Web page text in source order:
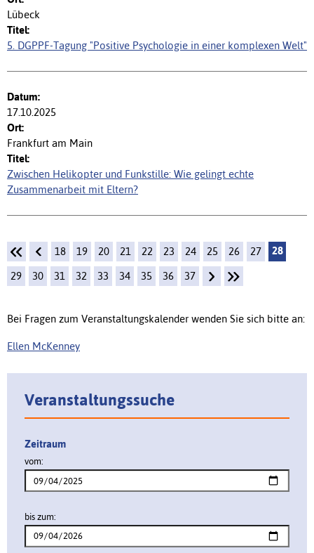
Lübeck
5. DGPPF-Tagung "Positive Psychologie in einer komplexen Welt"
17.10.2025
Frankfurt am Main
Zwischen Helikopter und Funkstille: Wie gelingt echte
Zusammenarbeit mit Eltern?
18 19 20 21 22 23 24 25 26 27 28
29 30 31 32 33 34 35 36 37
Bei Fragen zum Veranstaltungskalender wenden Sie sich bitte an:
Ellen McKenney
Veranstaltungssuche
Zeitraum
vom:
bis zum: